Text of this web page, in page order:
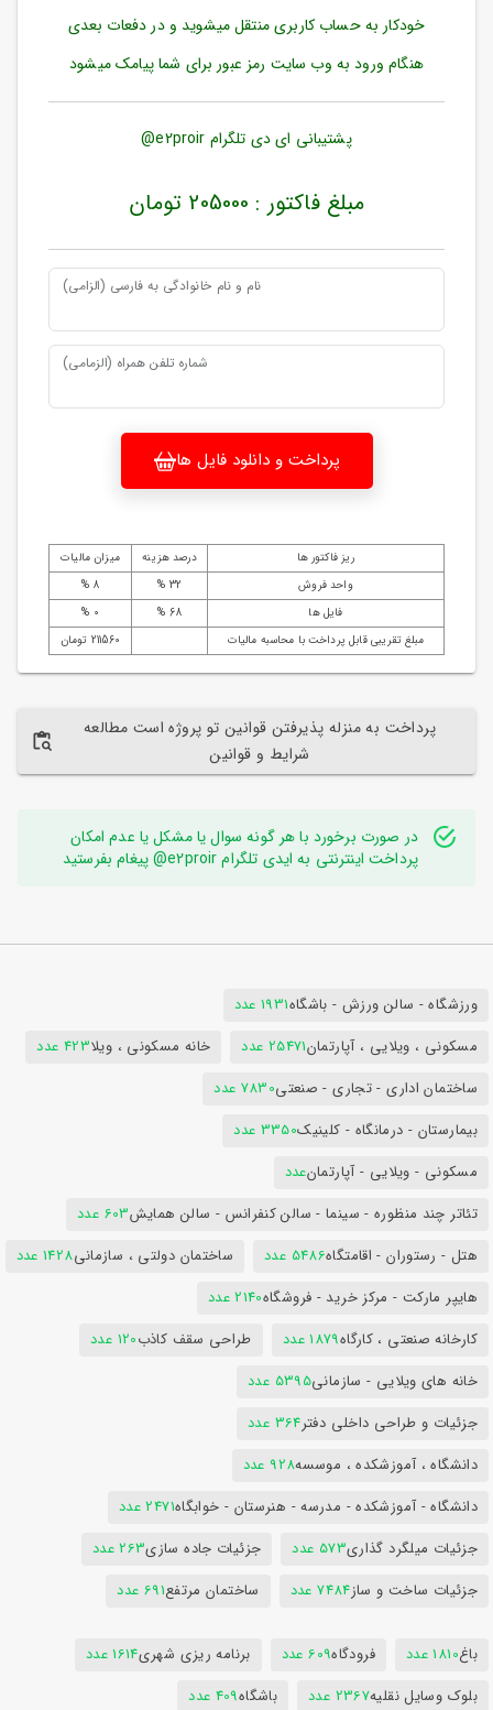
مندی
ها
خودکار به حساب کاربری منتقل میشوید و در دفعات بعدی
هنگام ورود به وب سایت رمز عبور برای شما پیامک میشود
پشتیبانی ای دی تلگرام e2proir@
مبلغ فاکتور : 205000 تومان
نام و نام خانوادگی به فارسی (الزامی)
شماره تلفن همراه (الزمامی)
پرداخت و دانلود فایل ها
ریز فاکتور ها درصد هزینه
میزان مالیات
واحد فروش
32 %
8 %
فایل ها
68 %
0 %
مبلغ تقریبی قابل پرداخت با محاسبه مالیات
211560 تومان
پرداخت به منزله پذیرفتن قوانین تو پروژه است مطالعه
شرایط و قوانین
در صورت برخورد با هر گونه سوال یا مشکل یا عدم امکان
پرداخت اینترنتی به ایدی تلگرام e2proir@ پیغام بفرستید
ورزشگاه - سالن ورزش - باشگاه1931 عدد
مسکونی ، ویلایی ، آپارتمان25471 عدد خانه مسکونی ، ویلا423 عدد
ساختمان اداری - تجاری - صنعتی7830 عدد
بیمارستان - درمانگاه - کلینیک3350 عدد
مسکونی - ویلایی - آپارتمانعدد
تئاتر چند منظوره - سینما - سالن کنفرانس - سالن همایش603 عدد
هتل - رستوران - اقامتگاه5486 عدد ساختمان دولتی ، سازمانی1428 عدد
هایپر مارکت - مرکز خرید - فروشگاه2140 عدد
کارخانه صنعتی ، کارگاه1879 عدد طراحی سقف کاذب120 عدد
خانه های ویلایی - سازمانی5395 عدد
جزئیات و طراحی داخلی دفتر364 عدد
دانشگاه ، آموزشکده ، موسسه928 عدد
دانشگاه - آموزشکده - مدرسه - هنرستان - خوابگاه2471 عدد
جزئیات میلگرد گذاری573 عدد جزئیات جاده سازی263 عدد
جزئیات ساخت و ساز7484 عدد ساختمان مرتفع691 عدد
باغ1810 عدد فرودگاه609 عدد برنامه ریزی شهری1614 عدد
بلوک وسایل نقلیه2367 عدد باشگاه409 عدد